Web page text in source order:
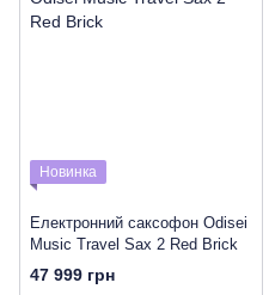
Новинка
Електронний саксофон Odisei
Music Travel Sax 2 Red Brick
47 999 грн